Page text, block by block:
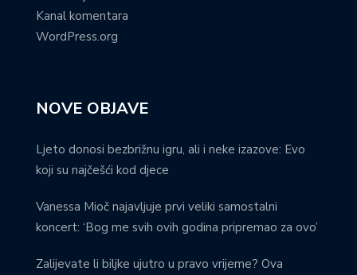
Kanal komentara
WordPress.org
NOVE OBJAVE
Ljeto donosi bezbrižnu igru, ali i neke izazove: Evo
koji su najčešći kod djece
Vanessa Mioč najavljuje prvi veliki samostalni
koncert: ‘Bog me svih ovih godina pripremao za ovo’
Zalijevate li biljke ujutro u pravo vrijeme? Ova